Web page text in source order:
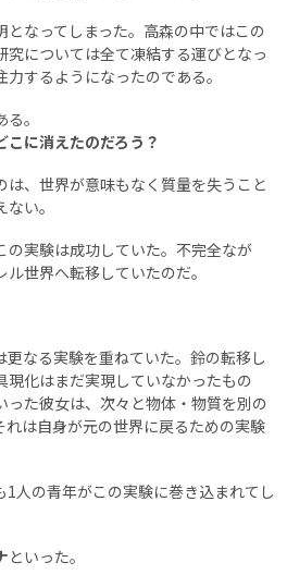
なってしまった。高森の中ではこの
究については全て凍結する運びとなっ
するようになったのである。
。
に消えたのだろう？
、世界が意味もなく質量を失うこと
い。
実験は成功していた。不完全なが
世界へ転移していたのだ。
なる実験を重ねていた。鈴の転移し
現化はまだ実現していなかったもの
った彼女は、次々と物体・物質を別の
は自身が元の世界に戻るための実験
人の青年がこの実験に巻き込まれてし
といった。